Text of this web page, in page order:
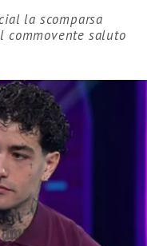
la scomparsa
commovente saluto